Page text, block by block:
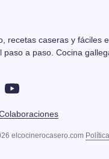
recetas caseras y fáciles
paso a paso. Cocina
elcocinerocasero.com